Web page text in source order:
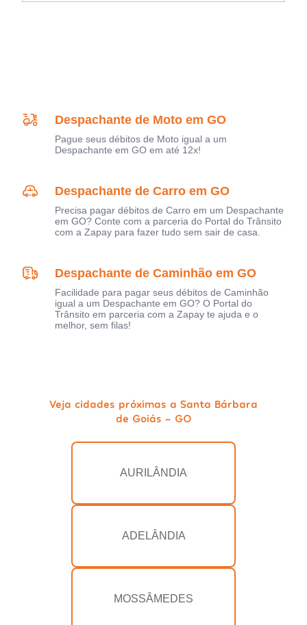
Despachante de Moto em GO
Pague seus débitos de Moto igual a um
Despachante em GO em até 12x!
Despachante de Carro em GO
Precisa pagar débitos de Carro em um Despachante
em GO? Conte com a parceria do Portal do Trânsito
com a Zapay para fazer tudo sem sair de casa.
Despachante de Caminhão em GO
Facilidade para pagar seus débitos de Caminhão
igual a um Despachante em GO? O Portal do
Trânsito em parceria com a Zapay te ajuda e o
melhor, sem filas!
Veja cidades próximas a Santa Bárbara
de Goiás - GO
AURILÂNDIA
ADELÂNDIA
MOSSÂMEDES